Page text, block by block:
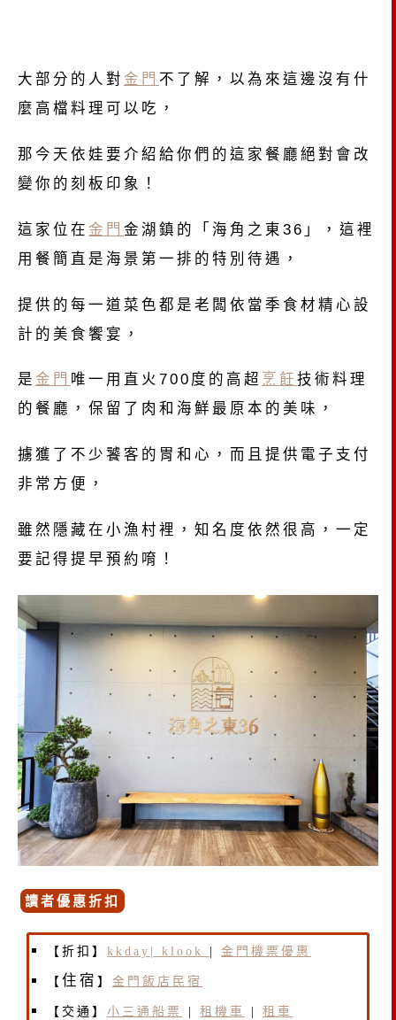
大部分的人對 金門 不了解，以為來這邊沒有什
麼高檔料理可以吃，
那今天依娃要介紹給你們的這家餐廳絕對會改
變你的刻板印象！
這家位在 金門 金湖鎮的「海角之東36」，這裡
用餐簡直是海景第一排的特別待遇，
提供的每一道菜色都是老闆依當季食材精心設
計的美食饗宴，
是 金門 唯一用直火700度的高超 烹飪 技術料理
的餐廳，保留了肉和海鮮最原本的美味，
擄獲了不少饕客的胃和心，而且提供電子支付
非常方便，
雖然隱藏在小漁村裡，知名度依然很高，一定
要記得提早預約唷！
讀者優惠折扣
【折扣】 kkday| klook 金門機票優惠
【 住宿 】 金門飯店民宿
【交通】 小三通船票 租機車 租車